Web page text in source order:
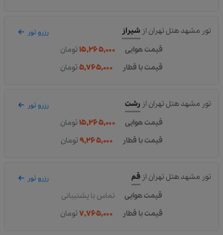
تور مشهد هتل تهران از شیراز رزرو تور
قیمت هوایی ۱۵,۲۶۵,۰۰۰ تومان
قیمت با قطار
۵,۷۶۵,۰۰۰ تومان
تور مشهد هتل تهران از رشت رزرو تور
قیمت هوایی ۱۵,۲۶۵,۰۰۰ تومان
قیمت با قطار
۹,۲۶۵,۰۰۰ تومان
تور مشهد هتل تهران از قم رزرو تور
قیمت هوایی
تماس با پشتیبانی
قیمت با قطار
۷,۷۶۵,۰۰۰ تومان